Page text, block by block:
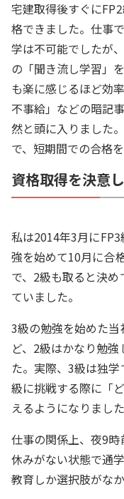
宅建取得後すぐに
格できました。仕事
学は不可能でしたが
の「聞き流し学習」
も楽に感じるほど効
不事給」などの暗記
然と頭に入りました
で、短期間での合格
資格取得を決意
私は2014年3月に
強を始めて10月に合
で、2級も取ると決
ていました。
3級の勉強を始めた
ど、2級はかなり勉
た。実際、3級は独
級に挑戦する際に「
えるようになりました
仕事の関係上、夜9
休みがない状態で通
教育しか選択肢がな